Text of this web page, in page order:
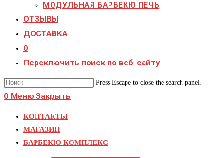
МОДУЛЬНАЯ БАРБЕКЮ ПЕЧЬ
ОТЗЫВЫ
ДОСТАВКА
0
Переключить поиск по веб-сайту
Press Escape to close the search panel.
0 Меню Закрыть
КОНТАКТЫ
МАГАЗИН
БАРБЕКЮ КОМПЛЕКС